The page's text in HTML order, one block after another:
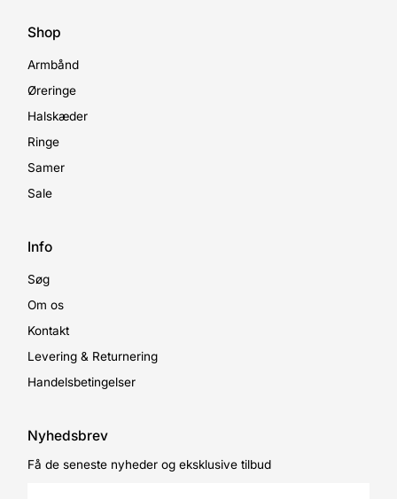
Shop
Armbånd
Øreringe
Halskæder
Ringe
Samer
Sale
Info
Søg
Om os
Kontakt
Levering & Returnering
Handelsbetingelser
Nyhedsbrev
Få de seneste nyheder og eksklusive tilbud